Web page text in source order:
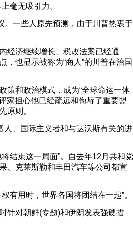
毫无吸引力。
。一些人原先预测，由于川普热衷于
经济继续增长、税改法案已经通
，也显示被称为“商人”的川普在治国
策和政治模式，成为“全球命运一体
家担心他已经疏远和侮辱了重要盟
原则。
人、国际主义者和与达沃斯有关的进
结束这一局面”。自去年12月共和党
、克莱斯勒和丰田汽车等公司都宣
有用时，世界各国将团结在一起”。
针对朝鲜(专题)和伊朗发表强硬措